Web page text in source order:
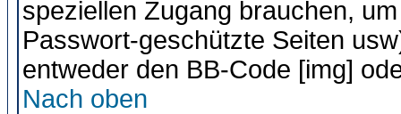
speziellen Zugang brauchen,
Passwort-geschützte Seiten
entweder den BB-Code [img]
Nach oben